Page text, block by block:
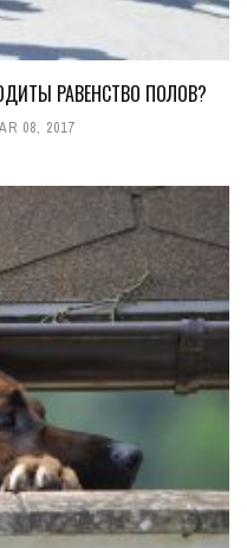
РАВЕНСТВО ПОЛОВ?
08, 2017